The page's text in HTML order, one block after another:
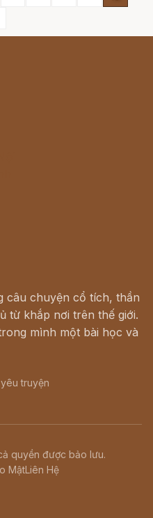
câu chuyện cổ tích, thần
từ khắp nơi trên thế giới.
mình một bài học và
truyện
quyền được bảo lưu.
MậtLiên Hệ